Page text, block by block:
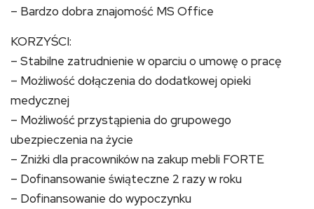
– Bardzo dobra znajomość MS Office
KORZYŚCI:
– Stabilne zatrudnienie w oparciu o umowę o pracę
– Możliwość dołączenia do dodatkowej opieki
medycznej
– Możliwość przystąpienia do grupowego
ubezpieczenia na życie
– Zniżki dla pracowników na zakup mebli FORTE
– Dofinansowanie świąteczne 2 razy w roku
– Dofinansowanie do wypoczynku